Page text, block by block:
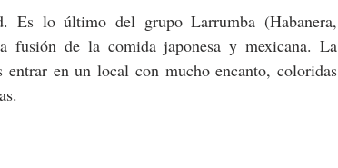
Es lo último del grupo Larrumba (Habanera,
fusión de la comida japonesa y mexicana. La
en un local con mucho encanto, coloridas